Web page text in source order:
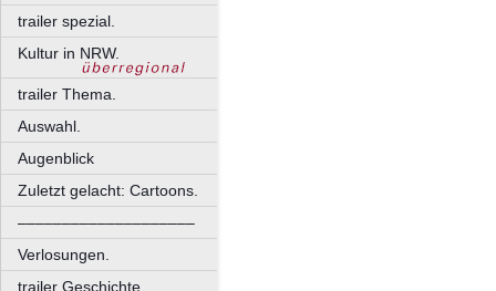
trailer spezial.
Kultur in NRW.
trailer Thema.
Auswahl.
Augenblick
Zuletzt gelacht: Cartoons.
––––––––––––––––––––
Verlosungen.
trailer Geschichte